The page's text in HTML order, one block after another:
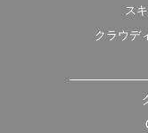
ス
クラウデ